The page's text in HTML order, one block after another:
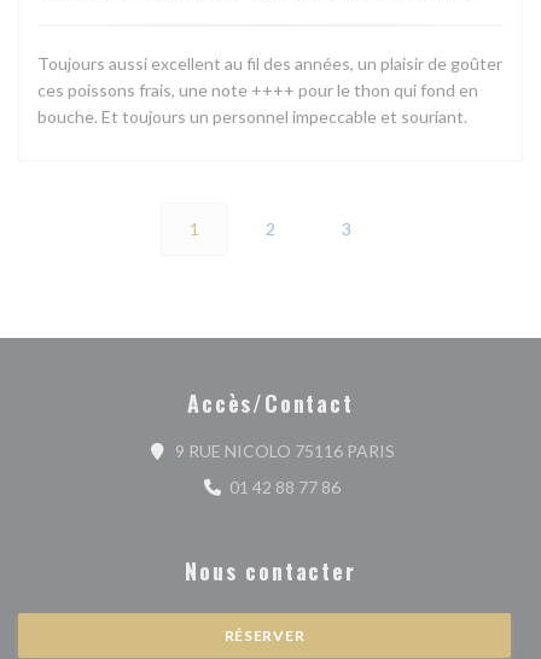
Toujours aussi excellent au fil des années, un plaisir de goûter
ces poissons frais, une note ++++ pour le thon qui fond en
bouche. Et toujours un personnel impeccable et souriant.
1 2 3
Accès/Contact
9 RUE NICOLO 75116 PARIS((ouvre une
01 42 88 77 86
Nous contacter
RÉSERVER